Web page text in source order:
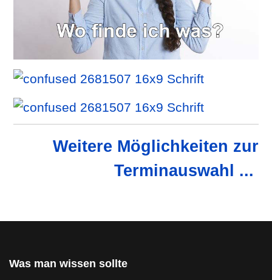
Weitere Möglichkeiten zur
Terminauswahl ...
Was man wissen sollte